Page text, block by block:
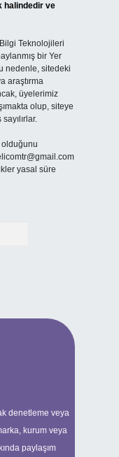
halindedir ve
Teknolojileri
bir Yer
nedenle, sitedeki
araştırma
üyelerimiz
olup, siteye
olduğunu
yasal süre
denetleme veya
kurum veya
paylaşım